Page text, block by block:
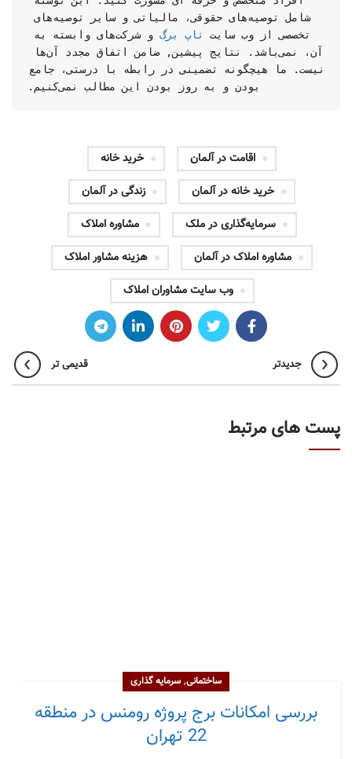
تخصصی از وب سایت
تاپ برگ
بودن و به روز بودن این مطالب نمی‌کنیم.
اقامت در آلمان
خرید خانه
خرید خانه در آلمان
زندگی در آلمان
سرمایه‌گذاری در ملک
مشاوره املاک
مشاوره املاک در آلمان
هزینه مشاور املاک
وب سایت مشاوران املاک
جدیدتر قدیمی تر
پست های مرتبط
ساختمانی, سرمایه گذاری
بررسی امکانات برج پروژه رومنس در منطقه
22 تهران